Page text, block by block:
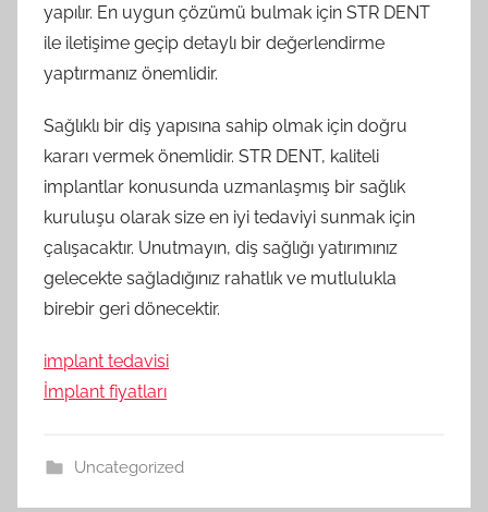
yapılır. En uygun çözümü bulmak için STR DENT
ile iletişime geçip detaylı bir değerlendirme
yaptırmanız önemlidir.
Sağlıklı bir diş yapısına sahip olmak için doğru
kararı vermek önemlidir. STR DENT, kaliteli
implantlar konusunda uzmanlaşmış bir sağlık
kuruluşu olarak size en iyi tedaviyi sunmak için
çalışacaktır. Unutmayın, diş sağlığı yatırımınız
gelecekte sağladığınız rahatlık ve mutlulukla
birebir geri dönecektir.
implant tedavisi
İmplant fiyatları
Uncategorized